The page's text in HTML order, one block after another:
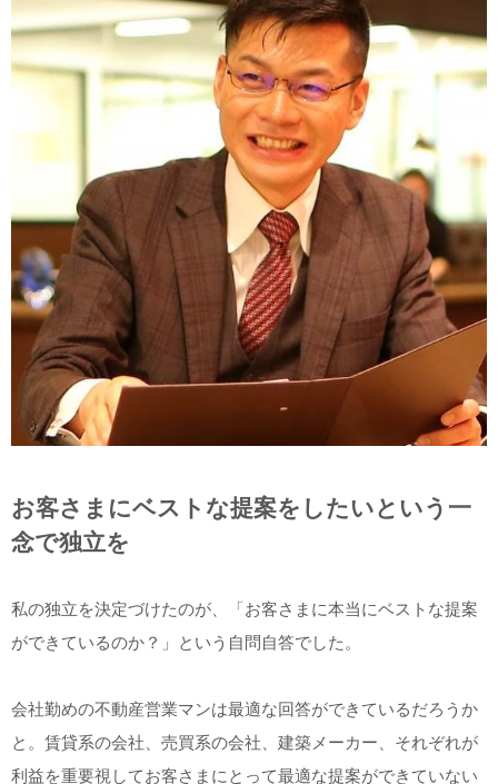
お客さまにベストな提案をしたいという一
念で独立を
私の独立を決定づけたのが、「お客さまに本当にベストな提案
ができているのか？」という自問自答でした。
会社勤めの不動産営業マンは最適な回答ができているだろうか
と。賃貸系の会社、売買系の会社、建築メーカー、それぞれが
利益を重要視してお客さまにとって最適な提案ができていない